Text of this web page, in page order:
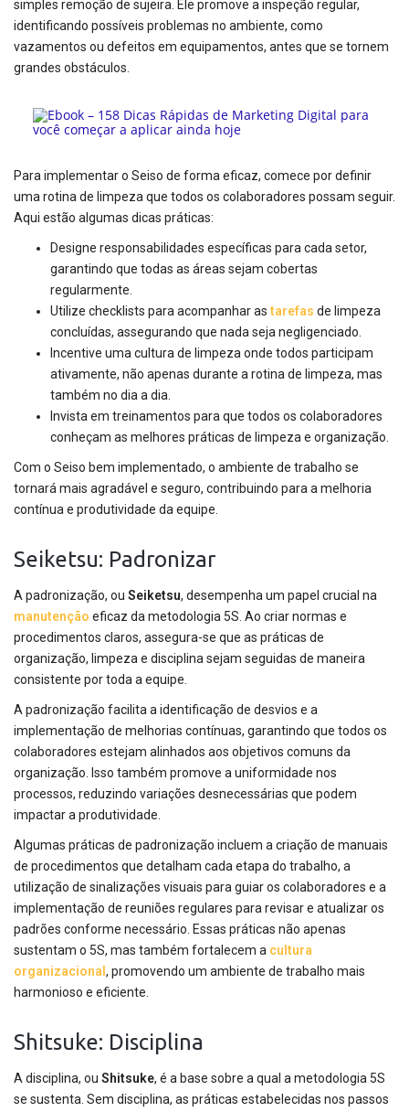
simples remoção de sujeira. Ele promove a inspeção regular,
identificando possíveis problemas no ambiente, como
vazamentos ou defeitos em equipamentos, antes que se tornem
grandes obstáculos.
Para implementar o Seiso de forma eficaz, comece por definir
uma rotina de limpeza que todos os colaboradores possam seguir.
Aqui estão algumas dicas práticas:
Designe responsabilidades específicas para cada setor,
garantindo que todas as áreas sejam cobertas
regularmente.
Utilize checklists para acompanhar astarefas de limpeza
concluídas, assegurando que nada seja negligenciado.
Incentive uma cultura de limpeza onde todos participam
ativamente, não apenas durante a rotina de limpeza, mas
também no dia a dia.
Invista em treinamentos para que todos os colaboradores
conheçam as melhores práticas de limpeza e organização.
Com o Seiso bem implementado, o ambiente de trabalho se
tornará mais agradável e seguro, contribuindo para a melhoria
contínua e produtividade da equipe.
Seiketsu: Padronizar
A padronização, ou Seiketsu, desempenha um papel crucial na
manutenção eficaz da metodologia 5S. Ao criar normas e
procedimentos claros, assegura-se que as práticas de
organização, limpeza e disciplina sejam seguidas de maneira
consistente por toda a equipe.
A padronização facilita a identificação de desvios e a
implementação de melhorias contínuas, garantindo que todos os
colaboradores estejam alinhados aos objetivos comuns da
organização. Isso também promove a uniformidade nos
processos, reduzindo variações desnecessárias que podem
impactar a produtividade.
Algumas práticas de padronização incluem a criação de manuais
de procedimentos que detalham cada etapa do trabalho, a
utilização de sinalizações visuais para guiar os colaboradores e a
implementação de reuniões regulares para revisar e atualizar os
padrões conforme necessário. Essas práticas não apenas
sustentam o 5S, mas também fortalecem a cultura
organizacional , promovendo um ambiente de trabalho mais
harmonioso e eficiente.
Shitsuke: Disciplina
A disciplina, ou Shitsuke, é a base sobre a qual a metodologia 5S
se sustenta. Sem disciplina, as práticas estabelecidas nos passos